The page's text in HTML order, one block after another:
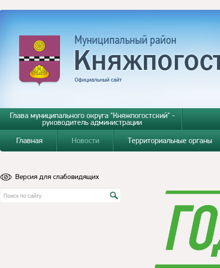
Глава муниципального округа "Княжпогостский" -
руководитель администрации
Главная
Новости Территориальные органы
Версия для слабовидящих